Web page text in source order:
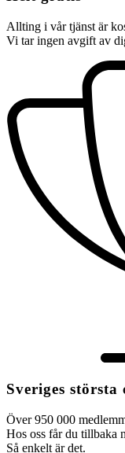
Allting i vår tjänst är
Vi tar ingen avgift av
Sveriges
Över 950 000
Hos oss får du tillbaka
Så enkelt är det.